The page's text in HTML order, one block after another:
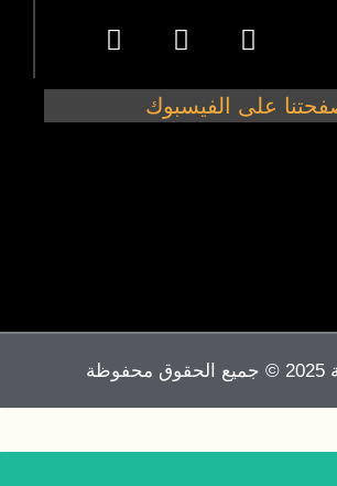
على الفيسبوك